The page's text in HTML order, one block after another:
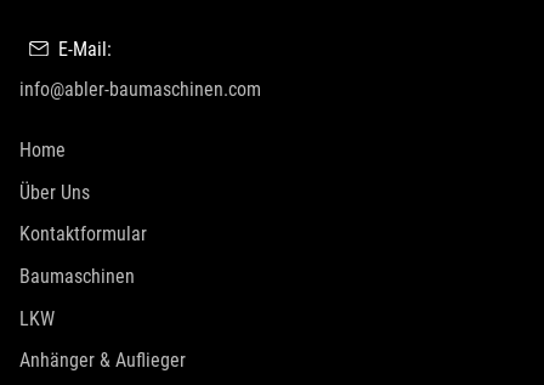
E-Mail:
info@abler-baumaschinen.com
Home
Über Uns
Kontaktformular
Baumaschinen
LKW
Anhänger & Auflieger